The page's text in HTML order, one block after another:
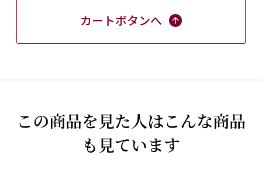
カートボタンへ
この商品を見た人はこんな商品
も見ています